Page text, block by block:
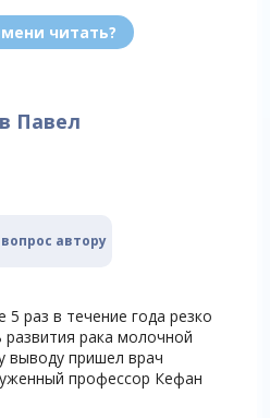
читать?
Павел
автору
раз в течение года резко
развития рака молочной
выводу пришел врач
профессор Кефан